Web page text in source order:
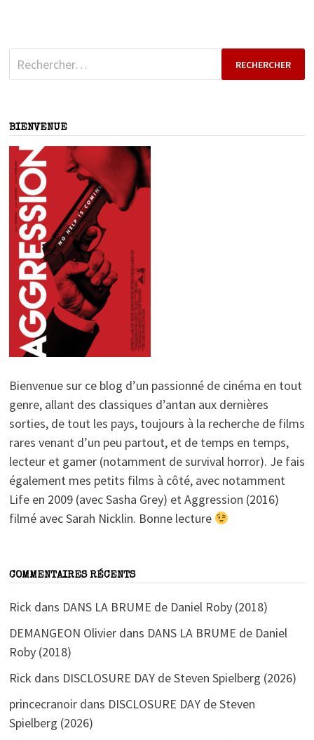
Rechercher :
BIENVENUE
Bienvenue sur ce blog d’un passionné de cinéma en tout
genre, allant des classiques d’antan aux dernières
sorties, de tout les pays, toujours à la recherche de films
rares venant d’un peu partout, et de temps en temps,
lecteur et gamer (notamment de survival horror). Je fais
également mes petits films à côté, avec notamment
Life en 2009 (avec Sasha Grey) et Aggression (2016)
filmé avec Sarah Nicklin. Bonne lecture
COMMENTAIRES RÉCENTS
Rick dans DANS LA BRUME de Daniel Roby (2018)
DEMANGEON Olivierdans DANS LA BRUME de Daniel
Roby (2018)
Rick dans DISCLOSURE DAY de Steven Spielberg (2026)
princecranoirdans DISCLOSURE DAY de Steven
Spielberg (2026)